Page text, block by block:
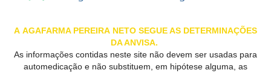
A AGAFARMA PEREIRA NETO SEGUE AS DETERMINAÇÕES
DA ANVISA.
As informações contidas neste site não devem ser usadas para
automedicação e não substituem, em hipótese alguma, as